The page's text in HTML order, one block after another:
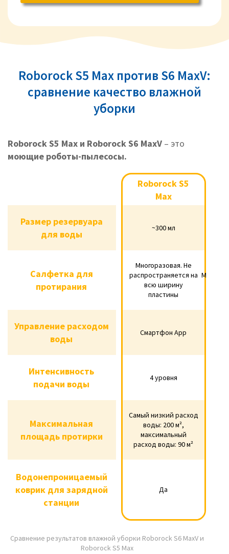
Roborock S5 Max против S6 MaxV:
сравнение качество влажной
уборки
Roborock S5 Max и Roborock S6 MaxV – это
моющие роботы-пылесосы.
Roborock S5 Max
Размер резервуара
для воды
~300 мл
Салфетка для
протирания
Многоразовая. Не
распространяется
на всю ширину
пластины
Управление
расходом воды
Cмартфон App
Интенсивность
подачи воды
4 уровня
Максимальная
площадь протирки
Самый низкий
расход воды: 200
м², максимальный
расход воды: 90 м²
Водонепроницаемый
коврик для зарядной
станции
Да
Roborock S5
Max
~300 мл
Многоразовая. Не
распространяется на
всю ширину
пластины
Cмартфон App
4 уровня
Самый низкий расход
воды: 200 м²,
максимальный
расход воды: 90 м²
Да
Размер резервуара
для воды
Салфетка для
протирания
Управление расходом
воды
Интенсивность
подачи воды
Максимальная
площадь протирки
Водонепроницаемый
коврик для зарядной
станции
Сравнение результатов влажной уборки Roborock S6 MaxV и
Roborock S5 Max